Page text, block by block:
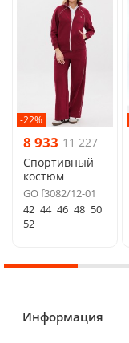
-22%
8 933 11 227
Спортивный
костюм
GO f3082/12-01
42 44 46 48 50
52
Информация